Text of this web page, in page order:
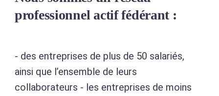
professionnel actif fédérant :
- des entreprises de plus de 50 salariés,
ainsi que l’ensemble de leurs
collaborateurs - les entreprises de moins